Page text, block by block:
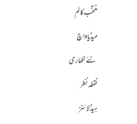
منتخب کالم
میڈیا واچ
نئے لکھاری
نقطہ نظر
ہیڈلائنز